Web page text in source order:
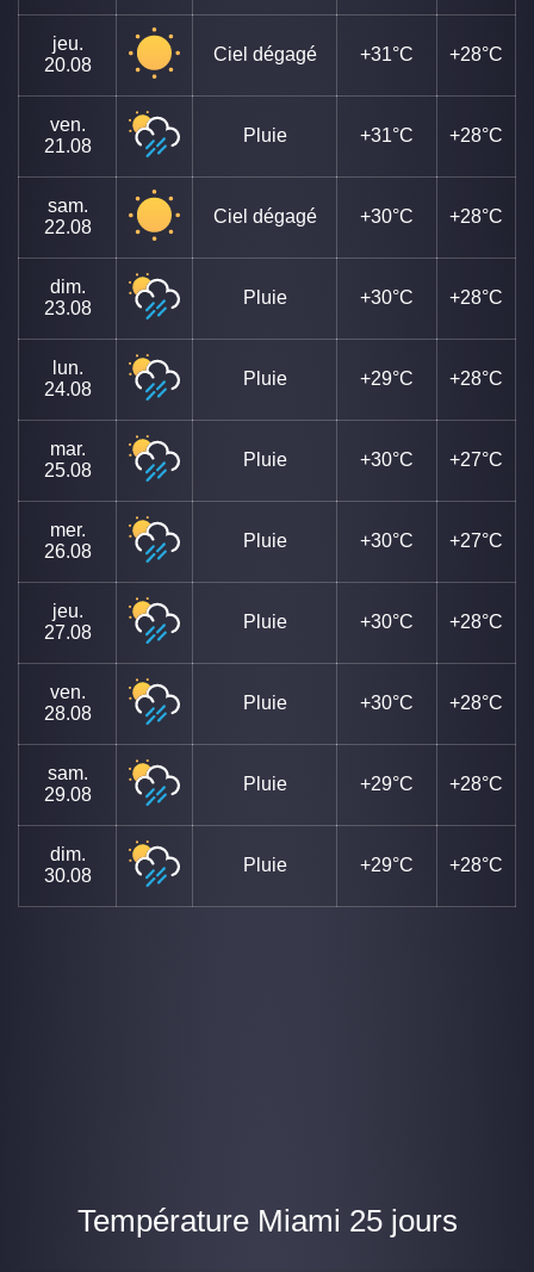
jeu.
20.08
Ciel dégagé +31°C +28°C
ven.
21.08
Pluie +31°C +28°C
sam.
22.08
Ciel dégagé +30°C +28°C
dim.
23.08
Pluie +30°C +28°C
lun.
24.08
Pluie +29°C +28°C
mar.
25.08
Pluie +30°C +27°C
mer.
26.08
Pluie +30°C +27°C
jeu.
27.08
Pluie +30°C +28°C
ven.
28.08
Pluie +30°C +28°C
sam.
29.08
Pluie +29°C +28°C
dim.
30.08
Pluie +29°C +28°C
Température Miami 25 jours